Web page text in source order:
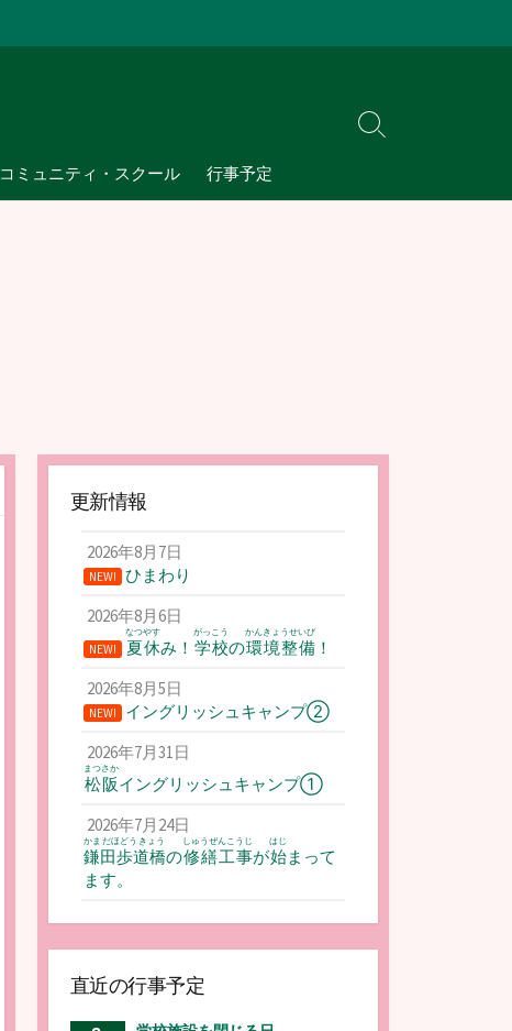
コミュニティ・スクール 行事予定
検
り
更新情報
2026年8月7日
NEW!
ひまわり
2026年8月6日
NEW! 夏休
なつやす
み！ 学校
がっこう
の環境整備
かんきょうせいび
！
2026年8月5日
NEW!
イングリッシュキャンプ②
2026年7月31日
松阪
まつさか
イングリッシュキャンプ①
2026年7月24日
鎌田歩道橋
かまだほどうきょう
の修繕工事
しゅうぜんこうじ
が始
はじ
まって
ます。
直近の行事予定